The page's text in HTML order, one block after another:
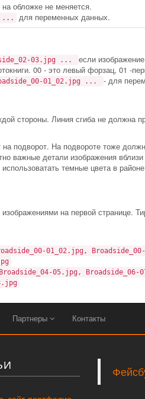
обложке не меняется.
... для переменных данных.
03.jpg ...
если
00 - это левый форзац, 01 -
01_02.jpg ... - для
стороны. Линия сгиба не должна
подворот. На подвороте тоже
важные детали изображения
темные цвета в
на первой странице.
01_02.jpg,
05.jpg, Broadside_06-
Партнеры Контакты